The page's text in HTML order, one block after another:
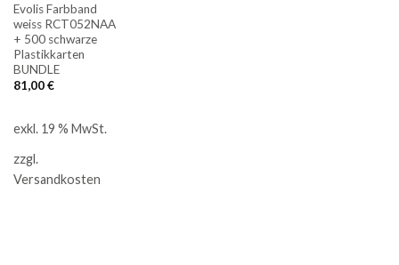
Evolis Farbband
weiss RCT052NAA
+ 500 schwarze
Plastikkarten
BUNDLE
81,00€
exkl. 19 % MwSt.
zzgl.
Versandkosten